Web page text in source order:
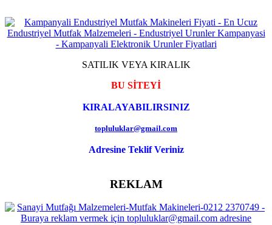
SATILIK VEYA KIRALIK
BU SİTEYİ
KIRALAYABILIRSINIZ
topluluklar@gmail.com
Adresine Teklif Veriniz
REKLAM